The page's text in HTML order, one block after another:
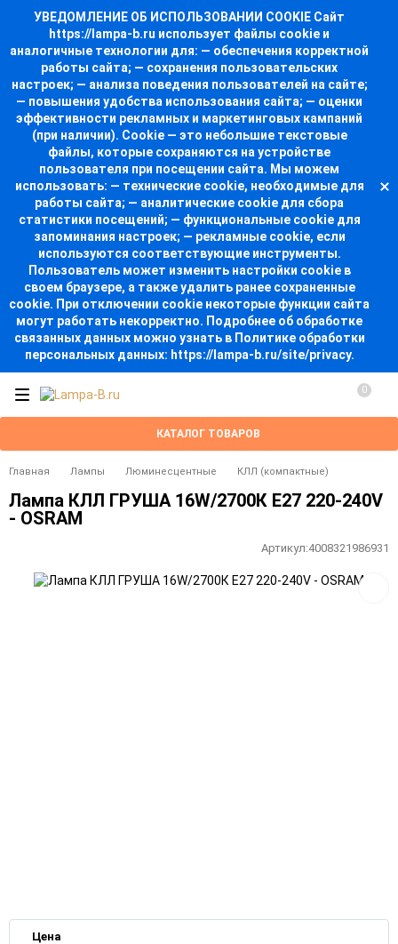
УВЕДОМЛЕНИЕ ОБ ИСПОЛЬЗОВАНИИ COOKIE Сайт
https://lampa-b.ru использует файлы cookie и
аналогичные технологии для: — обеспечения корректной
работы сайта; — сохранения пользовательских
настроек; — анализа поведения пользователей на сайте;
— повышения удобства использования сайта; — оценки
эффективности рекламных и маркетинговых кампаний
(при наличии). Cookie — это небольшие текстовые
файлы, которые сохраняются на устройстве
пользователя при посещении сайта. Мы можем
использовать: — технические cookie, необходимые для
работы сайта; — аналитические cookie для сбора
статистики посещений; — функциональные cookie для
запоминания настроек; — рекламные cookie, если
используются соответствующие инструменты.
Пользователь может изменить настройки cookie в
своем браузере, а также удалить ранее сохраненные
cookie. При отключении cookie некоторые функции сайта
могут работать некорректно. Подробнее об обработке
связанных данных можно узнать в Политике обработки
персональных данных: https://lampa-b.ru/site/privacy.
КАТАЛОГ ТОВАРОВ
0
Главная Лампы Люминесцентные КЛЛ (компактные)
Лампа КЛЛ ГРУША 16W/2700К E27 220-240V
- OSRAM
Артикул:4008321986931
Цена